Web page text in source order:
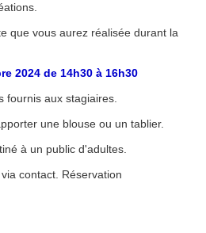
que vous aurez réalisée durant la
2024 de 14h30 à 16h30
fournis aux stagiaires.
une blouse ou un tablier.
à un public d'adultes.
contact. Réservation